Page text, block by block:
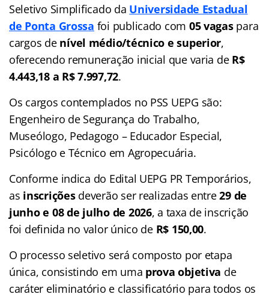
Seletivo Simplificado da Universidade Estadual
de Ponta Grossa foi publicado com 05 vagaspara
cargos de nível médio/técnico e superior,
oferecendo remuneração inicial que varia de R$
4.443,18 a R$ 7.997,72.
Os cargos contemplados no PSS UEPG são:
Engenheiro de Segurança do Trabalho,
Museólogo, Pedagogo – Educador Especial,
Psicólogo e Técnico em Agropecuária.
Conforme indica do Edital UEPG PR Temporários,
as inscrições deverão ser realizadas entre29 de
junho e 08 de julho de 2026, a taxa de inscrição
foi definida no valor único de R$ 150,00.
O processo seletivo será composto por etapa
única, consistindo em uma prova objetiva de
caráter eliminatório e classificatório para todos os